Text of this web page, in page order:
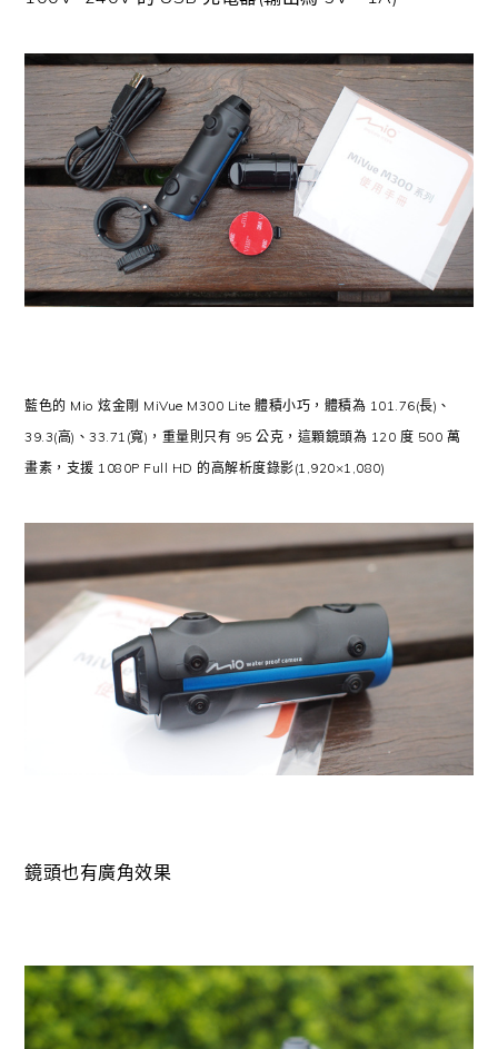
藍色的 Mio 炫金剛 MiVue M300 Lite 體積小巧，體積為 101.76(長)、
39.3(高)、33.71(寬)，重量則只有 95 公克，這顆鏡頭為 120 度 500 萬
畫素，支援 1080P Full HD 的高解析度錄影(1,920×1,080)
鏡頭也有廣角效果